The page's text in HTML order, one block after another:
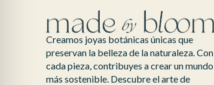
Creamos joyas botánicas únicas que
preservan la belleza de la naturaleza. Con
cada pieza, contribuyes a crear un mundo
más sostenible. Descubre el arte de